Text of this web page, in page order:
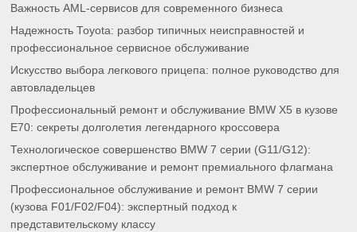
Важность AML-сервисов для современного бизнеса
Надежность Toyota: разбор типичных неисправностей и
профессиональное сервисное обслуживание
Искусство выбора легкового прицепа: полное руководство для
автовладельцев
Профессиональный ремонт и обслуживание BMW X5 в кузове
E70: секреты долголетия легендарного кроссовера
Технологическое совершенство BMW 7 серии (G11/G12):
экспертное обслуживание и ремонт премиального флагмана
Профессиональное обслуживание и ремонт BMW 7 серии
(кузова F01/F02/F04): экспертный подход к
представительскому классу